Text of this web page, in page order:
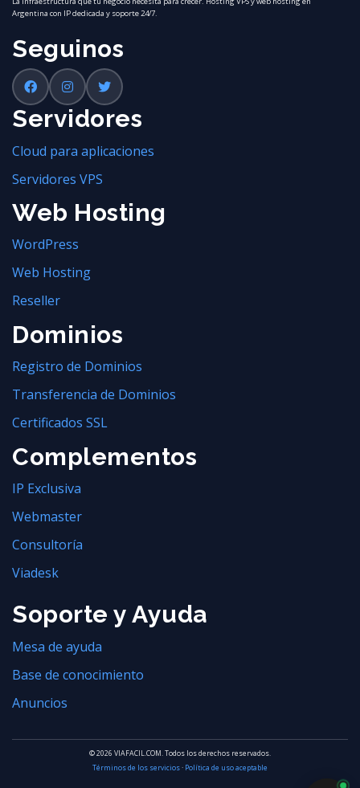
Argentina con IP dedicada y soporte 24/7.
Seguinos
Servidores
Cloud para aplicaciones
Servidores VPS
Web Hosting
WordPress
Web Hosting
Reseller
Dominios
Registro de Dominios
Transferencia de Dominios
Certificados SSL
Complementos
IP Exclusiva
Webmaster
Consultoría
Viadesk
Soporte y Ayuda
Mesa de ayuda
Base de conocimiento
Anuncios
© 2026 VIAFACIL.COM. Todos los derechos reservados.
Términos de los servicios· Política de uso aceptable